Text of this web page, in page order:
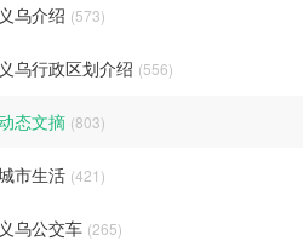
义乌介绍 (573)
义乌行政区划介绍 (556)
态文摘 (803)
市生活 (421)
义乌公交车 (265)